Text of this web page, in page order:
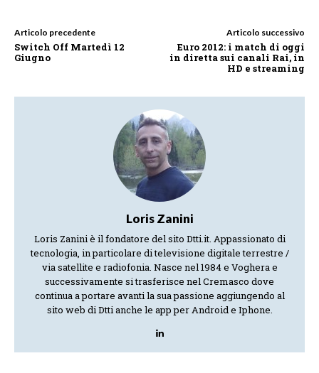
Articolo precedente
Switch Off Martedì 12
Giugno
Articolo successivo
Euro 2012: i match di oggi
in diretta sui canali Rai, in
HD e streaming
Loris Zanini
Loris Zanini è il fondatore del sito Dtti.it. Appassionato di
tecnologia, in particolare di televisione digitale terrestre /
via satellite e radiofonia. Nasce nel 1984 e Voghera e
successivamente si trasferisce nel Cremasco dove
continua a portare avanti la sua passione aggiungendo al
sito web di Dtti anche le app per Android e Iphone.